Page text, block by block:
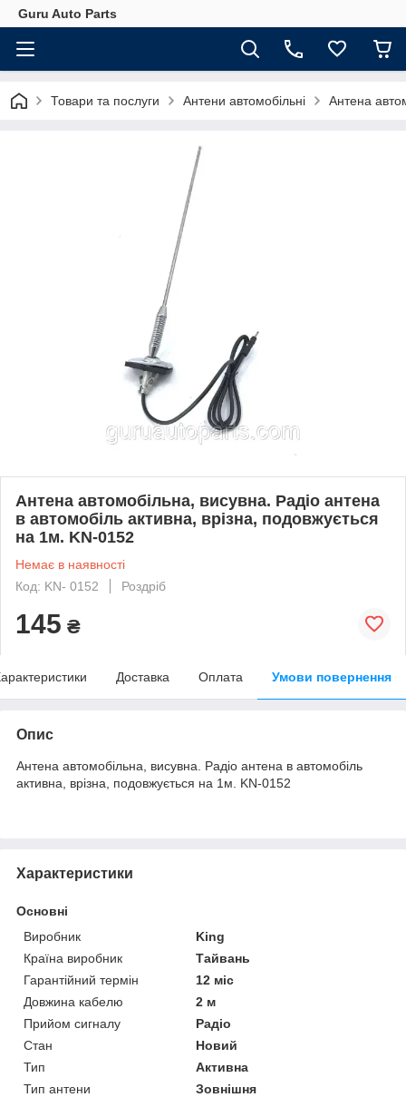
Guru Auto Parts
Товари та послуги Антени автомобільні Антена
Антена автомобільна, висувна. Радіо антена
в автомобіль активна, врізна, подовжується
на 1м. KN-0152
Немає в наявності
Код: KN- 0152
Роздріб
145 ₴
Доставка Оплата Умови повернення
Опис
Антена автомобільна, висувна. Радіо антена в автомобіль
активна, врізна, подовжується на 1м. KN-0152
Характеристики
Основні
Виробник
King
Країна виробник
Тайвань
Гарантійний термін
12 міс
Довжина кабелю
2 м
Прийом сигналу
Радіо
Стан
Новий
Тип
Активна
Тип антени
Зовнішня